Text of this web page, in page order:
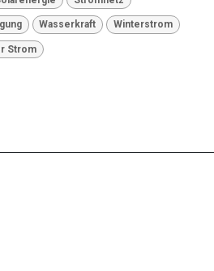
Wasserkraft Winterstrom
Strom